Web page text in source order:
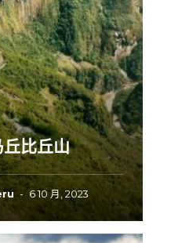
比丘山
- 6 10 月, 2023